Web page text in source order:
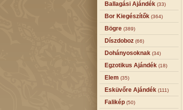
Ballagási Ajándék (33)
Bor Kiegészítők (364)
Bögre (389)
Díszdoboz (66)
Dohányosoknak (34)
Egzotikus Ajándék (18)
Elem (35)
Esküvőre Ajándék (111)
Falikép (50)